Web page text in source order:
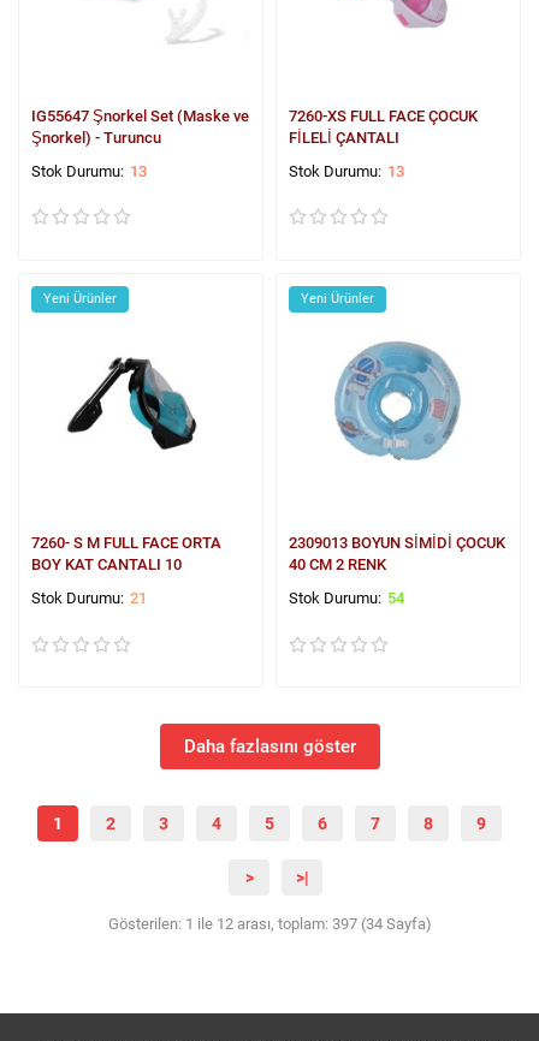
IG55647 Şnorkel Set (Maske ve
Şnorkel) - Turuncu
13
7260-XS FULL FACE ÇOCUK
FİLELİ ÇANTALI
13
Yeni Ürünler
7260- S M FULL FACE ORTA
BOY KAT CANTALI 10
21
Yeni Ürünler
2309013 BOYUN SİMİDİ ÇOCUK
40 CM 2 RENK
54
Daha fazlasını göster
1 2 3 4 5 6 7 8 9
> >|
Gösterilen: 1 ile 12 arası, toplam: 397 (34 Sayfa)